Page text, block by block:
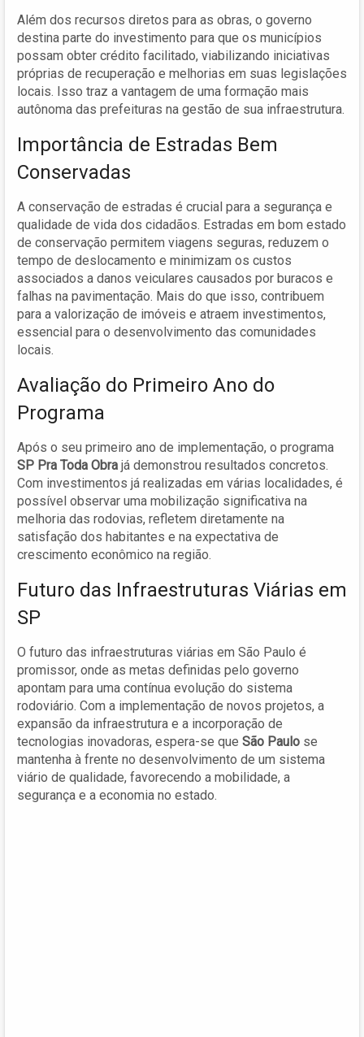
Além dos recursos diretos para as obras, o governo
destina parte do investimento para que os municípios
possam obter crédito facilitado, viabilizando iniciativas
próprias de recuperação e melhorias em suas legislações
locais. Isso traz a vantagem de uma formação mais
autônoma das prefeituras na gestão de sua infraestrutura.
Importância de Estradas Bem
Conservadas
A conservação de estradas é crucial para a segurança e
qualidade de vida dos cidadãos. Estradas em bom estado
de conservação permitem viagens seguras, reduzem o
tempo de deslocamento e minimizam os custos
associados a danos veiculares causados por buracos e
falhas na pavimentação. Mais do que isso, contribuem
para a valorização de imóveis e atraem investimentos,
essencial para o desenvolvimento das comunidades
locais.
Avaliação do Primeiro Ano do
Programa
Após o seu primeiro ano de implementação, o programa
SP Pra Toda Obra já demonstrou resultados concretos.
Com investimentos já realizadas em várias localidades, é
possível observar uma mobilização significativa na
melhoria das rodovias, refletem diretamente na
satisfação dos habitantes e na expectativa de
crescimento econômico na região.
Futuro das Infraestruturas Viárias em
SP
O futuro das infraestruturas viárias em São Paulo é
promissor, onde as metas definidas pelo governo
apontam para uma contínua evolução do sistema
rodoviário. Com a implementação de novos projetos, a
expansão da infraestrutura e a incorporação de
tecnologias inovadoras, espera-se que São Paulo se
mantenha à frente no desenvolvimento de um sistema
viário de qualidade, favorecendo a mobilidade, a
segurança e a economia no estado.